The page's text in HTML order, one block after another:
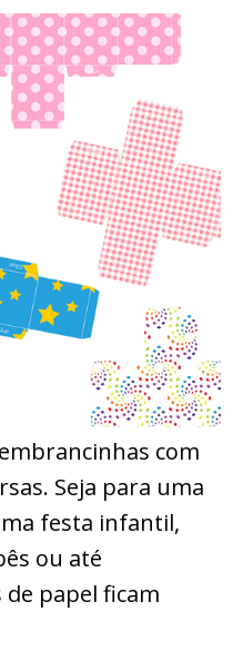
com
Seja para uma
festa infantil,
ou até
de papel ficam